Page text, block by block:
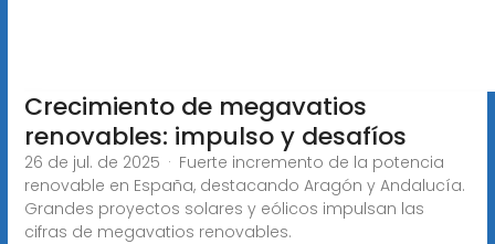
Crecimiento de megavatios
renovables: impulso y desafíos
26 de jul. de 2025 · Fuerte incremento de la potencia
renovable en España, destacando Aragón y Andalucía.
Grandes proyectos solares y eólicos impulsan las
cifras de megavatios renovables.